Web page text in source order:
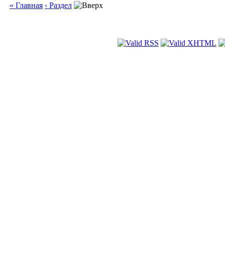
« Главная ‹ Раздел